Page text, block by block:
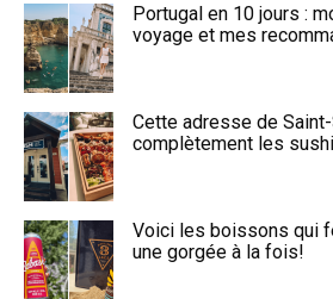
Portugal en 10 jours :
voyage et mes
Cette adresse de
complètement les
Voici les boissons qui
une gorgée à la fois!